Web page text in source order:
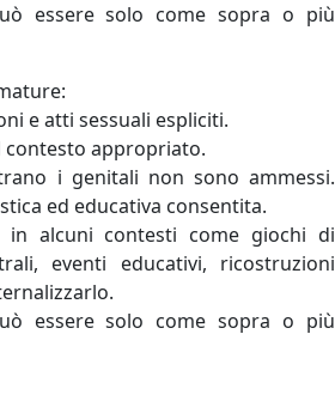
essere solo come sopra o più
e atti sessuali espliciti.
appropriato.
i genitali non sono ammessi.
ed educativa consentita.
in alcuni contesti come giochi di
eventi educativi, ricostruzioni
essere solo come sopra o più